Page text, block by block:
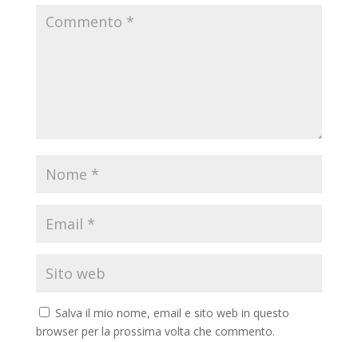
Salva il mio nome, email e sito web in questo
browser per la prossima volta che commento.